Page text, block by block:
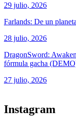
29 julio, 2026
Farlands: De un
28 julio, 2026
DragonSword:
fórmula gacha
27 julio, 2026
Instagram